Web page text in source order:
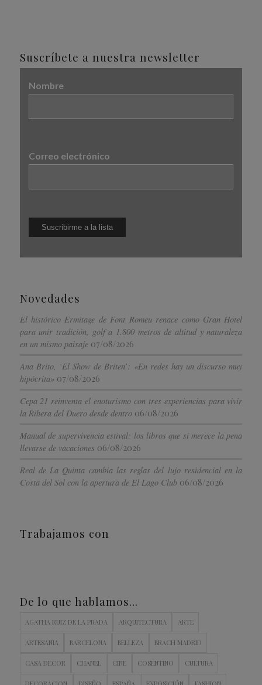
Suscríbete a nuestra newsletter
Nombre
Correo electrónico
Novedades
El histórico Ermitage de Font Romeu renace como Gran Hotel
para unir tradición, golf a 1.800 metros de altitud y naturaleza
en un mismo paisaje 07/08/2026
Ana Brito, ‘El Show de Briten’: «En redes hay un discurso muy
hipócrita» 07/08/2026
Cepa 21 reinventa el enoturismo con tres experiencias para vivir
la Ribera del Duero desde dentro 06/08/2026
Manual de supervivencia estival: los libros que sí merece la pena
llevarse de vacaciones 06/08/2026
Real de La Quinta cambia las reglas del lujo residencial en la
Costa del Sol con la apertura de El Lago Club 06/08/2026
Trabajamos con
De lo que hablamos…
AGATHA RUIZ DE LA PRADA ARQUITECTURA ARTE
ARTESANIA BARCELONA BELLEZA BRACH MADRID
CASA DECOR CHANEL CINE COSENTINO CULTURA